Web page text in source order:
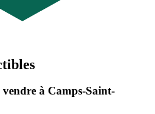
à Camps-Saint-